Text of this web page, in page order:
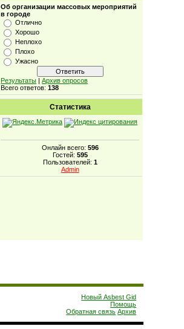
Об организации массовых мероприятий
в городе
Отлично
Хорошо
Неплохо
Плохо
Ужасно
Результаты |Архив опросов
Всего ответов:138
Статистика
Онлайн всего: 596
Гостей: 595
Пользователей: 1
Admin
Новый Asbest Gid
Помощь
Обратная связь Архив